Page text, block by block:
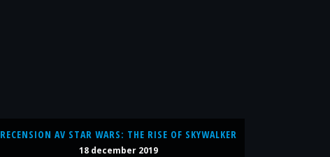
RECENSION AV STAR WARS: THE RISE OF SKYWALKER
18 december 2019